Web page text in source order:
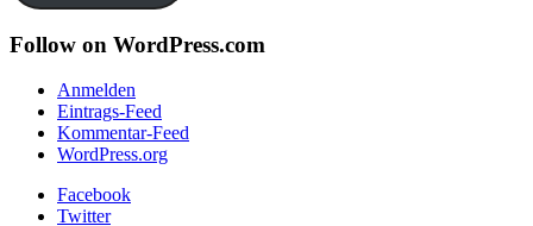
Follow on WordPress.com
Anmelden
Eintrags-Feed
Kommentar-Feed
WordPress.org
Facebook
Twitter